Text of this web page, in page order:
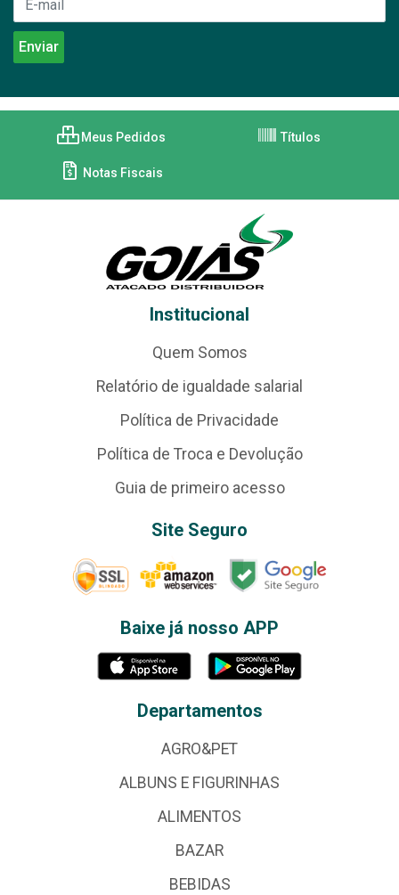
Meus Pedidos Títulos
Notas Fiscais
Institucional
Quem Somos
Relatório de igualdade salarial
Política de Privacidade
Política de Troca e Devolução
Guia de primeiro acesso
Site Seguro
Baixe já nosso APP
Departamentos
AGRO&PET
ALBUNS E FIGURINHAS
ALIMENTOS
BAZAR
BEBIDAS